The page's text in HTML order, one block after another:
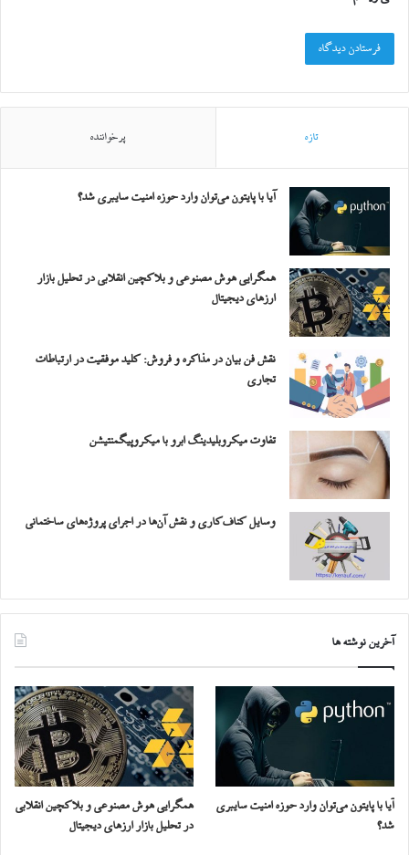
تازه پرخواننده
آیا با پایتون می‌توان وارد حوزه امنیت سایبری شد؟
همگرایی هوش مصنوعی و بلاکچین انقلابی در تحلیل بازار
ارزهای دیجیتال
نقش فن بیان در مذاکره و فروش: کلید موفقیت در ارتباطات
تجاری
تفاوت میکروبلیدینگ ابرو با میکروپیگمنتیشن
وسایل کناف‌کاری و نقش آن‌ها در اجرای پروژه‌های ساختمانی
آخرین نوشته ها
آیا با پایتون می‌توان وارد حوزه امنیت سایبری
شد؟
همگرایی هوش مصنوعی و بلاکچین انقلابی
در تحلیل بازار ارزهای دیجیتال